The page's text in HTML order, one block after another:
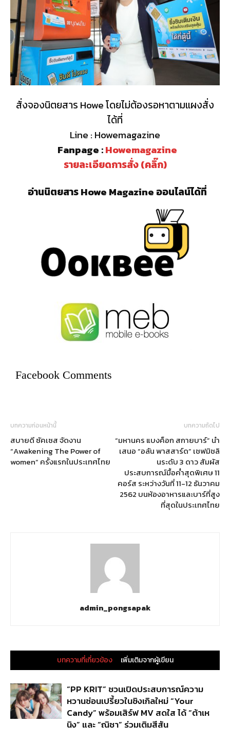
สั่งจองนิตยสาร Howe โดยไม่ต้องรอหาตามแผงสั่ง
ได้ที่
Line : Howemagazine
Fanpage :Howemagazine
รายละเอียดการสั่ง (คลิ๊ก)
อ่านนิตยสาร Howe Magazine ออนไลน์ได้ที่
Facebook Comments
บทความก่อนหน้านี้
สบายดี ซัคเซส จัดงาน
“Awakening The Power of
women” ครั้งแรกในประเทศไทย
บทความถัดไป
“มหานคร แบงค็อก สกายบาร์” นำ
เสนอ “อลัน พาสสาร์ด” เชฟมิชลิ
นระดับ 3 ดาว สัมผัส
ประสบการณ์มื้อค่ำสุดพิเศษ 11
คอร์ส ระหว่างวันที่ 11-12 ธันวาคม
2562 บนห้องอาหารและบาร์ที่สูง
ที่สุดในประเทศไทย
admin_pongsapak
บทความที่เกี่ยวข้อง เพิ่มเติมจากผู้เขียน
“PP KRIT” ชวนเปิดประสบการณ์ความ
หวานซ่อนเปรี้ยวในซิงเกิลใหม่ “Your
Candy” พร้อมเสิร์ฟ MV สดใส ได้ “ต้าเห
นิง” และ “ณิชา” ร่วมเติมสีสัน